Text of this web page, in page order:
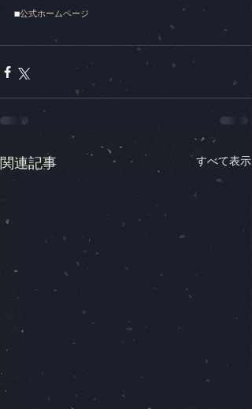
■公式ホームページ
関連記事 すべて表示